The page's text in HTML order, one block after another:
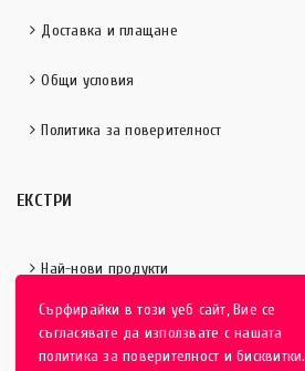
Сърфирайки в този уеб сайт, Вие се
съгласявате да използвате с нашата
политика за поверителност и бисквитки.
Доставка и плащане
Общи условия
Политика за поверителност
ЕКСТРИ
Най-нови продукти
Отличени продукти